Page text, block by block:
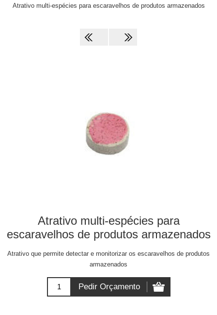
Atrativo multi-espécies para escaravelhos de produtos armazenados
Atrativo multi-espécies para
escaravelhos de produtos armazenados
Atrativo que permite detectar e monitorizar os escaravelhos de produtos
armazenados